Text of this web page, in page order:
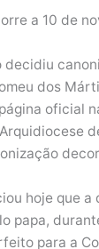
a 10 de
decidiu
dos
oficial
hoje que
papa,
para a